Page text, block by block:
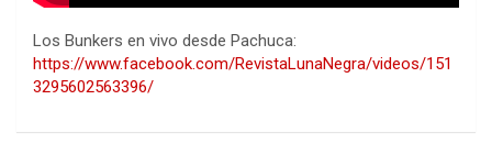
Los Bunkers en vivo desde Pachuca:
https://www.facebook.com/RevistaLunaNegra/videos/151
3295602563396/